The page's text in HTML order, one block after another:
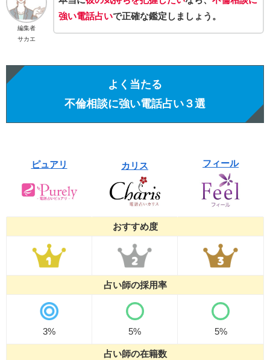
編集者
サカエ
強い電話占いで正確な鑑定しましょう。
よく当たる
不倫相談に強い電話占い３選
ピュアリ カリス フィール
おすすめ度
占い師の採用率
3% 5% 5%
占い師の在籍数